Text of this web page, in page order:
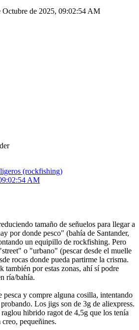
de 2025, 09:02:54 AM
(rockfishing)
AM
tamaño de señuelos para llegar a
por donde pesco" (bahía de Santander,
un equipillo de rockfishing. Pero
o "urbano" (pescar desde el muelle
rocas donde pueda partirme la crisma.
también por estas zonas, ahí sí podre
ría/bahía.
pesca y compre alguna cosilla, intentando
Los jigs son de 3g de aliexpress.
hibrido ragot de 4,5g que los tenía
pequeñines.